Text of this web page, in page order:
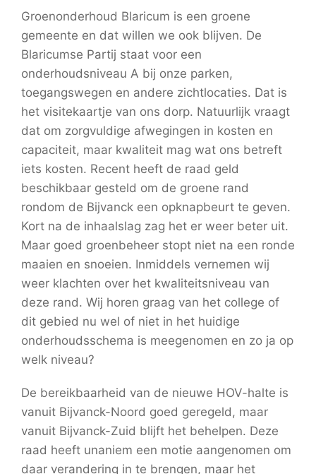
Groenonderhoud Blaricum is een groene
gemeente en dat willen we ook blijven. De
Blaricumse Partij staat voor een
onderhoudsniveau A bij onze parken,
toegangswegen en andere zichtlocaties. Dat is
het visitekaartje van ons dorp. Natuurlijk vraagt
dat om zorgvuldige afwegingen in kosten en
capaciteit, maar kwaliteit mag wat ons betreft
iets kosten. Recent heeft de raad geld
beschikbaar gesteld om de groene rand
rondom de Bijvanck een opknapbeurt te geven.
Kort na de inhaalslag zag het er weer beter uit.
Maar goed groenbeheer stopt niet na een ronde
maaien en snoeien. Inmiddels vernemen wij
weer klachten over het kwaliteitsniveau van
deze rand. Wij horen graag van het college of
dit gebied nu wel of niet in het huidige
onderhoudsschema is meegenomen en zo ja op
welk niveau?
De bereikbaarheid van de nieuwe HOV-halte is
vanuit Bijvanck-Noord goed geregeld, maar
vanuit Bijvanck-Zuid blijft het behelpen. Deze
raad heeft unaniem een motie aangenomen om
daar verandering in te brengen, maar het